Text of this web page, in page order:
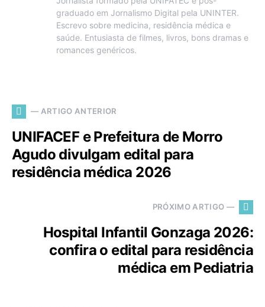
graduado em Jornalismo Digital pela UNINTER.
Escrevo sobre medicina, residência médica e
saúde. Entusiasta de filmes, livros, bons dramas e
romances genéricos.
— ARTIGO ANTERIOR
UNIFACEF e Prefeitura de Morro
Agudo divulgam edital para
residência médica 2026
PRÓXIMO ARTIGO —
Hospital Infantil Gonzaga 2026:
confira o edital para residência
médica em Pediatria